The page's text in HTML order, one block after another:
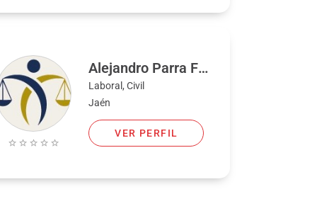
Alejandro Parra Frando
Laboral, Civil
Jaén
VER PERFIL